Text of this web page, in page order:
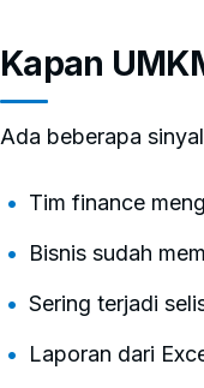
Kapan
Ada beberapa
Tim finance
Bisnis sudah
Sering terjadi
Laporan dari